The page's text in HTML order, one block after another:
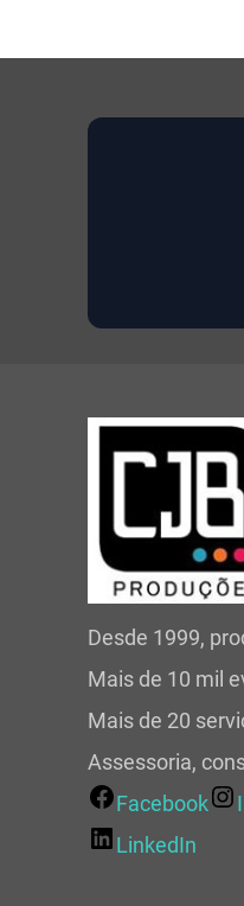
Desde 1999,
Mais de 10 mil
Mais de 20
Assessoria,
Facebook
LinkedIn